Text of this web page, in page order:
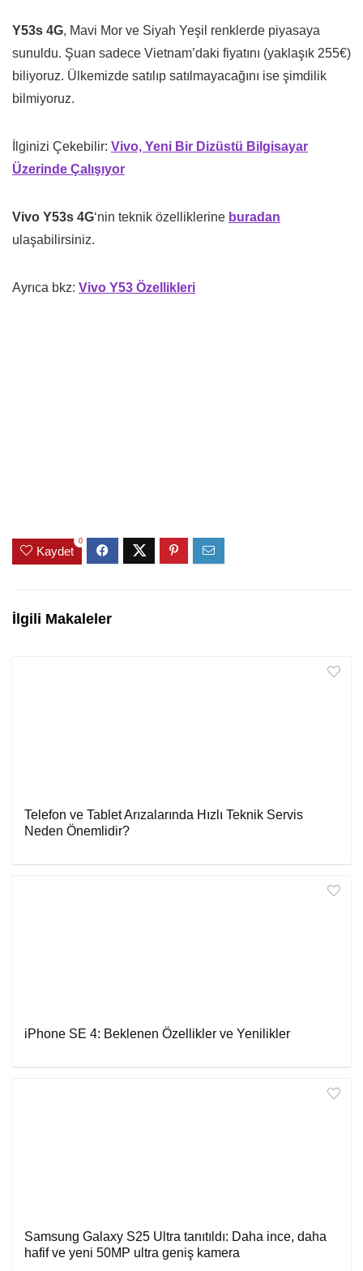
Y53s 4G, Mavi Mor ve Siyah Yeşil renklerde piyasaya
sunuldu. Şuan sadece Vietnam’daki fiyatını (yaklaşık 255€)
biliyoruz. Ülkemizde satılıp satılmayacağını ise şimdilik
bilmiyoruz.
İlginizi Çekebilir: Vivo, Yeni Bir Dizüstü Bilgisayar
Üzerinde Çalışıyor
Vivo Y53s 4G‘nin teknik özelliklerine buradan
ulaşabilirsiniz.
Ayrıca bkz: Vivo Y53 Özellikleri
Kaydet
0
İlgili Makaleler
Telefon ve Tablet Arızalarında Hızlı Teknik Servis
Neden Önemlidir?
iPhone SE 4: Beklenen Özellikler ve Yenilikler
Samsung Galaxy S25 Ultra tanıtıldı: Daha ince, daha
hafif ve yeni 50MP ultra geniş kamera